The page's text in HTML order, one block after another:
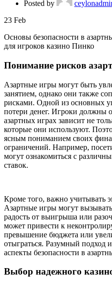
Posted by
23 Feb
Основы безопасности в
для игроков казино Пинко
Понимание рисков
Азартные игры могут быть
занятием, однако они также
рисками. Одной из основных
потери денег. Игроки должны
азартных играх зависит не
которые они используют.
ясным пониманием своих
ограничений. Например,
могут ознакомиться с
ставок.
Кроме того, важно учитывать
Азартные игры могут
радость от выигрыша или
может привести к
превышение бюджета или
отыграться. Разумный подход
аспекты безопасности в
Выбор надежного